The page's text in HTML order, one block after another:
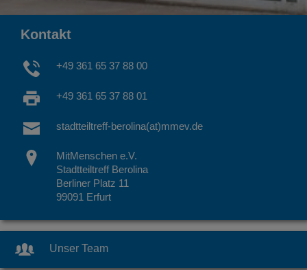
Kontakt
+49 361 65 37 88 00
+49 361 65 37 88 01
stadtteiltreff-berolina(at)mmev.de
MitMenschen e.V.
Stadtteiltreff Berolina
Berliner Platz 11
99091 Erfurt
Unser Team